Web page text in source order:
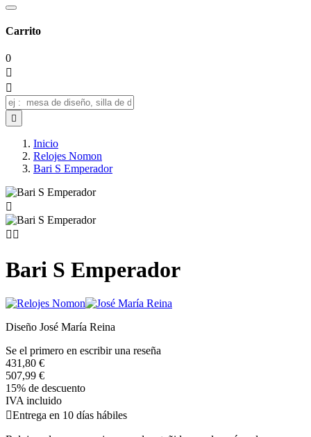
Carrito
0



Inicio
Relojes Nomon
Bari S Emperador

 
Bari S Emperador
Diseño José María Reina
Se el primero en escribir una reseña
431,80 €
507,99 €
15% de descuento
IVA incluido
Entrega en 10 días hábiles